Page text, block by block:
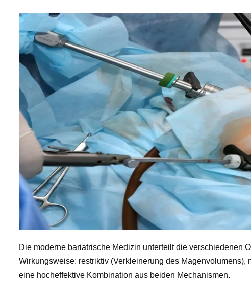
Die moderne bariatrische Medizin unterteilt die verschiedenen
Wirkungsweise: restriktiv (Verkleinerung des
eine hocheffektive Kombination aus beiden Mechanismen.